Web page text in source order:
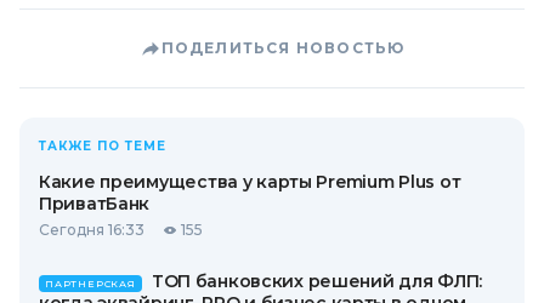
ПОДЕЛИТЬСЯ НОВОСТЬЮ
ТАКЖЕ ПО ТЕМЕ
Какие преимущества у карты Premium Plus от
ПриватБанк
Сегодня 16:33 155
ПАРТНЕРСКАЯ
ТОП банковских решений для ФЛП: